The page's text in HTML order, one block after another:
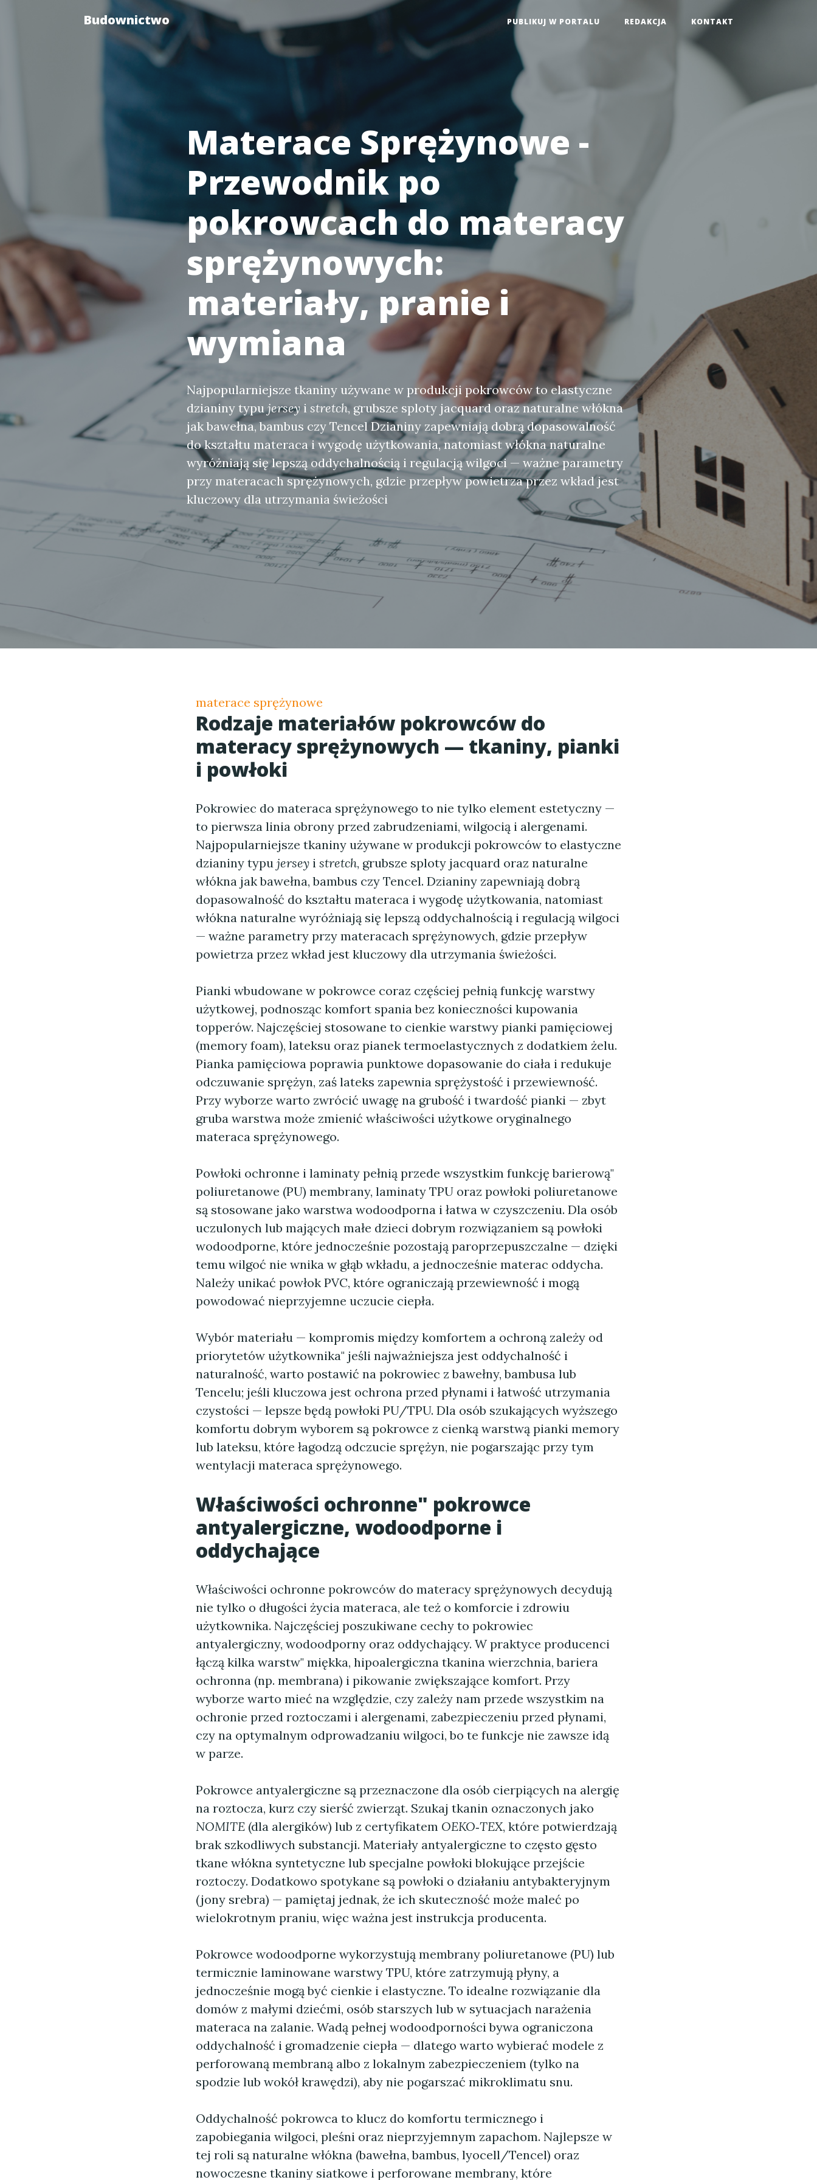
Budownictwo PUBLIKUJ W PORTALU REDAKCJA KONTAKT
Materace Sprężynowe -
Przewodnik po
pokrowcach do materacy
sprężynowych:
materiały, pranie i
wymiana
Najpopularniejsze tkaniny używane w produkcji pokrowców to elastyczne
dzianiny typujersey i stretch, grubsze sploty jacquard oraz naturalne włókna
jak bawełna, bambus czy Tencel Dzianiny zapewniają dobrą dopasowalność
do kształtu materaca i wygodę użytkowania, natomiast włókna naturalne
wyróżniają się lepszą oddychalnością i regulacją wilgoci — ważne parametry
przy materacach sprężynowych, gdzie przepływ powietrza przez wkład jest
kluczowy dla utrzymania świeżości
materace sprężynowe
Rodzaje materiałów pokrowców do
materacy sprężynowych — tkaniny, pianki
i powłoki
Pokrowiec do materaca sprężynowego to nie tylko element estetyczny —
to pierwsza linia obrony przed zabrudzeniami, wilgocią i alergenami.
Najpopularniejsze tkaniny używane w produkcji pokrowców to elastyczne
dzianiny typu jersey i stretch, grubsze sploty jacquard oraz naturalne
włókna jak bawełna, bambus czy Tencel. Dzianiny zapewniają dobrą
dopasowalność do kształtu materaca i wygodę użytkowania, natomiast
włókna naturalne wyróżniają się lepszą oddychalnością i regulacją wilgoci
— ważne parametry przy materacach sprężynowych, gdzie przepływ
powietrza przez wkład jest kluczowy dla utrzymania świeżości.
Pianki wbudowane w pokrowce coraz częściej pełnią funkcję warstwy
użytkowej, podnosząc komfort spania bez konieczności kupowania
topperów. Najczęściej stosowane to cienkie warstwy pianki pamięciowej
(memory foam), lateksu oraz pianek termoelastycznych z dodatkiem żelu.
Pianka pamięciowa poprawia punktowe dopasowanie do ciała i redukuje
odczuwanie sprężyn, zaś lateks zapewnia sprężystość i przewiewność.
Przy wyborze warto zwrócić uwagę na grubość i twardość pianki — zbyt
gruba warstwa może zmienić właściwości użytkowe oryginalnego
materaca sprężynowego.
Powłoki ochronne i laminaty pełnią przede wszystkim funkcję barierową"
poliuretanowe (PU) membrany, laminaty TPU oraz powłoki poliuretanowe
są stosowane jako warstwa wodoodporna i łatwa w czyszczeniu. Dla osób
uczulonych lub mających małe dzieci dobrym rozwiązaniem są powłoki
wodoodporne, które jednocześnie pozostają paroprzepuszczalne — dzięki
temu wilgoć nie wnika w głąb wkładu, a jednocześnie materac oddycha.
Należy unikać powłok PVC, które ograniczają przewiewność i mogą
powodować nieprzyjemne uczucie ciepła.
Wybór materiału — kompromis między komfortem a ochroną zależy od
priorytetów użytkownika" jeśli najważniejsza jest oddychalność i
naturalność, warto postawić na pokrowiec z bawełny, bambusa lub
Tencelu; jeśli kluczowa jest ochrona przed płynami i łatwość utrzymania
czystości — lepsze będą powłoki PU/TPU. Dla osób szukających wyższego
komfortu dobrym wyborem są pokrowce z cienką warstwą pianki memory
lub lateksu, które łagodzą odczucie sprężyn, nie pogarszając przy tym
wentylacji materaca sprężynowego.
Właściwości ochronne" pokrowce
antyalergiczne, wodoodporne i
oddychające
Właściwości ochronne pokrowców do materacy sprężynowych decydują
nie tylko o długości życia materaca, ale też o komforcie i zdrowiu
użytkownika. Najczęściej poszukiwane cechy to pokrowiec
antyalergiczny, wodoodporny oraz oddychający. W praktyce producenci
łączą kilka warstw" miękka, hipoalergiczna tkanina wierzchnia, bariera
ochronna (np. membrana) i pikowanie zwiększające komfort. Przy
wyborze warto mieć na względzie, czy zależy nam przede wszystkim na
ochronie przed roztoczami i alergenami, zabezpieczeniu przed płynami,
czy na optymalnym odprowadzaniu wilgoci, bo te funkcje nie zawsze idą
w parze.
Pokrowce antyalergiczne są przeznaczone dla osób cierpiących na alergię
na roztocza, kurz czy sierść zwierząt. Szukaj tkanin oznaczonych jako
NOMITE (dla alergików) lub z certyfikatem OEKO‑TEX, które potwierdzają
brak szkodliwych substancji. Materiały antyalergiczne to często gęsto
tkane włókna syntetyczne lub specjalne powłoki blokujące przejście
roztoczy. Dodatkowo spotykane są powłoki o działaniu antybakteryjnym
(jony srebra) — pamiętaj jednak, że ich skuteczność może maleć po
wielokrotnym praniu, więc ważna jest instrukcja producenta.
Pokrowce wodoodporne wykorzystują membrany poliuretanowe (PU) lub
termicznie laminowane warstwy TPU, które zatrzymują płyny, a
jednocześnie mogą być cienkie i elastyczne. To idealne rozwiązanie dla
domów z małymi dziećmi, osób starszych lub w sytuacjach narażenia
materaca na zalanie. Wadą pełnej wodoodporności bywa ograniczona
oddychalność i gromadzenie ciepła — dlatego warto wybierać modele z
perforowaną membraną albo z lokalnym zabezpieczeniem (tylko na
spodzie lub wokół krawędzi), aby nie pogarszać mikroklimatu snu.
Oddychalność pokrowca to klucz do komfortu termicznego i
zapobiegania wilgoci, pleśni oraz nieprzyjemnym zapachom. Najlepsze w
tej roli są naturalne włókna (bawełna, bambus, lyocell/Tencel) oraz
nowoczesne tkaniny siatkowe i perforowane membrany, które